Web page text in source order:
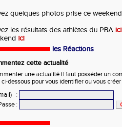
quelques photos prise ce
les résultats des athlètes du PBA ici
ici
les Réactions
cette actualité
une actualité il faut posséder un
ci-dessous pour vous identifier ou vous
:
: